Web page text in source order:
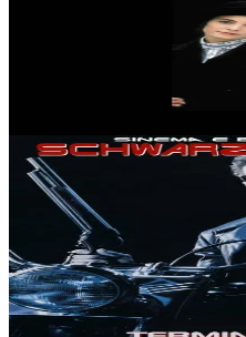
Depuis l'affaire Dreyfus, aucune
défrayé la chronique judiciaire
galères en 1924 pour avoir...
10 ans et plus
Épuisé
Dizale
Terminator 2
Les fans de ce film culte aux
nombreux à considérer que le
tient sa célèbre...